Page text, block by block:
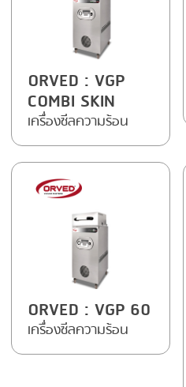
MEMBRANING
PACKING
PEELING
SEARING
SKIN PACK
STEAMING
TRAY DENESTER
ORVED : VGP
COMBI SKIN
เครื่องซีลความร้อน
ORVED : VGP 60
เครื่องซีลความร้อน